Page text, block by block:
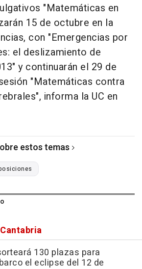
"Matemáticas en
15 de octubre en la
con "Emergencias por
el deslizamiento de
y continuarán el 29 de
"Matemáticas contra
informa la UC en
estos temas
130 plazas para
el eclipse del 12 de